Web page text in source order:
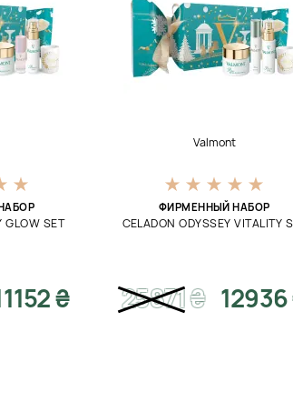
GLOW SET
₴
Valmont
ФИРМЕННЫЙ НАБОР
CELADON ODYSSEY VITALITY
25871₴